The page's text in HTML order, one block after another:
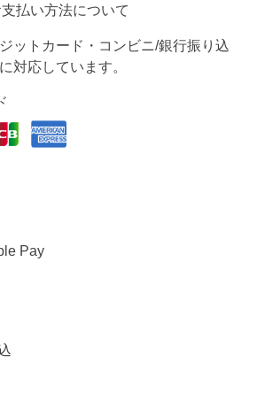
払い方法について
ットカード・コンビニ/銀行振り込
対応しています。
Pay